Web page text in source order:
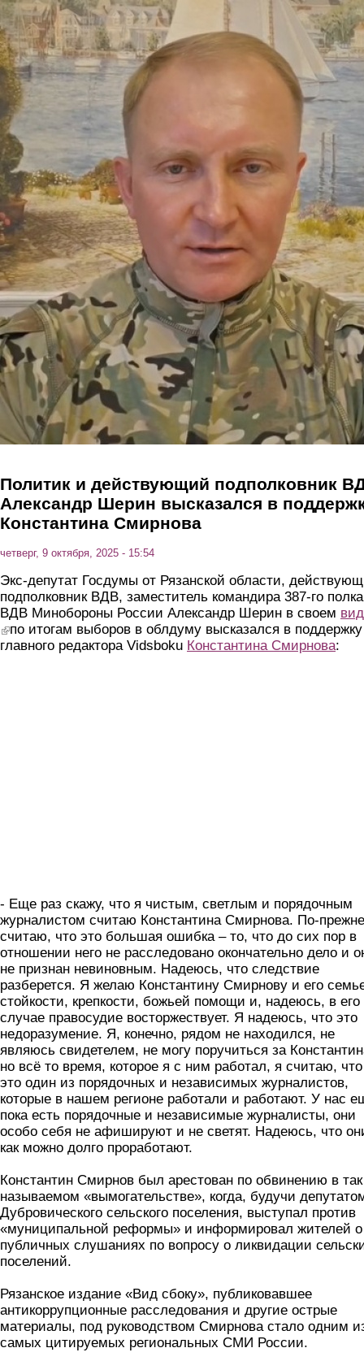
Перейти к основному содержанию
Политик и действующий подполковник
Александр Шерин высказался в
Константина Смирнова
четверг, 9 октября, 2025 - 15:54
Экс-депутат Госдумы от Рязанской области,
подполковник ВДВ, заместитель командира 387-го полка
ВДВ Минобороны России Александр Шерин в своем
(link is external)
по итогам выборов в облдуму высказался в поддержку
главного редактора Vidsboku Константина Смирнова:
- Еще раз скажу, что я чистым, светлым и порядочным
журналистом считаю Константина Смирнова. По-
считаю, что это большая ошибка – то, что до сих пор в
отношении него не расследовано окончательно дело и
не признан невиновным. Надеюсь, что следствие
разберется. Я желаю Константину Смирнову и его
стойкости, крепкости, божьей помощи и, надеюсь, в его
случае правосудие восторжествует. Я надеюсь, что это
недоразумение. Я, конечно, рядом не находился, не
являюсь свидетелем, не могу поручиться за
но всё то время, которое я с ним работал, я считаю, что
это один из порядочных и независимых журналистов,
которые в нашем регионе работали и работают. У нас
пока есть порядочные и независимые журналисты, они
особо себя не афишируют и не светят. Надеюсь, что
как можно долго проработают.
Константин Смирнов был арестован по обвинению в так
называемом «вымогательстве», когда, будучи
Дубровического сельского поселения, выступал против
«муниципальной реформы» и информировал жителей о
публичных слушаниях по вопросу о ликвидации
поселений.
Рязанское издание «Вид сбоку», публиковавшее
антикоррупционные расследования и другие острые
материалы, под руководством Смирнова стало одним
самых цитируемых региональных СМИ России.